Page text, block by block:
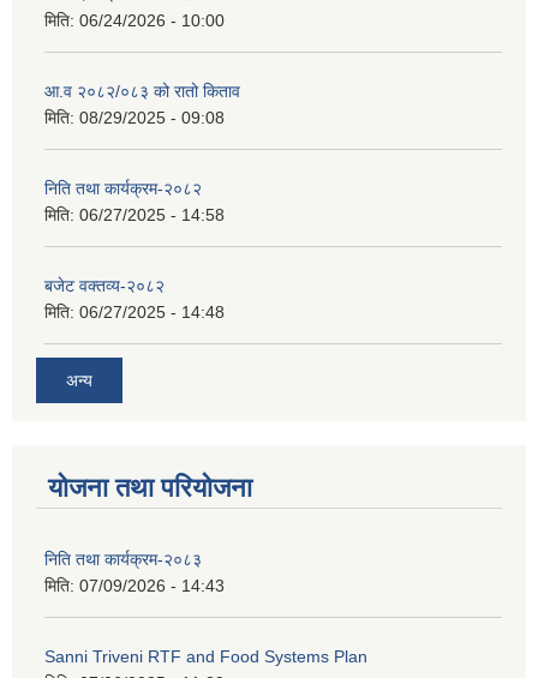
मिति: 06/24/2026 - 10:00
आ.व २०८२/०८३ को रातो किताव
मिति: 08/29/2025 - 09:08
निति तथा कार्यक्रम-२०८२
मिति: 06/27/2025 - 14:58
बजेट वक्तव्य-२०८२
मिति: 06/27/2025 - 14:48
अन्य
योजना तथा परियोजना
निति तथा कार्यक्रम-२०८३
मिति: 07/09/2026 - 14:43
Sanni Triveni RTF and Food Systems Plan